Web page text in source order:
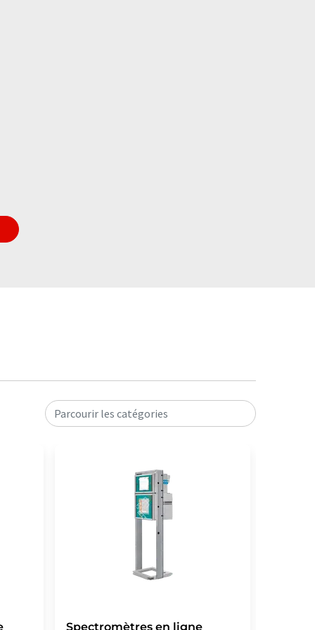
Parcourir les catégories
Spectromètres en ligne